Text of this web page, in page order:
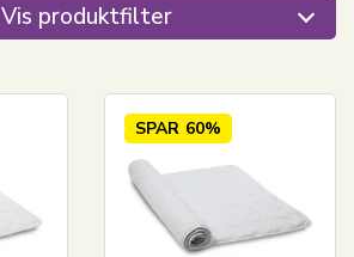
Vis produktfilter
SPAR 60%